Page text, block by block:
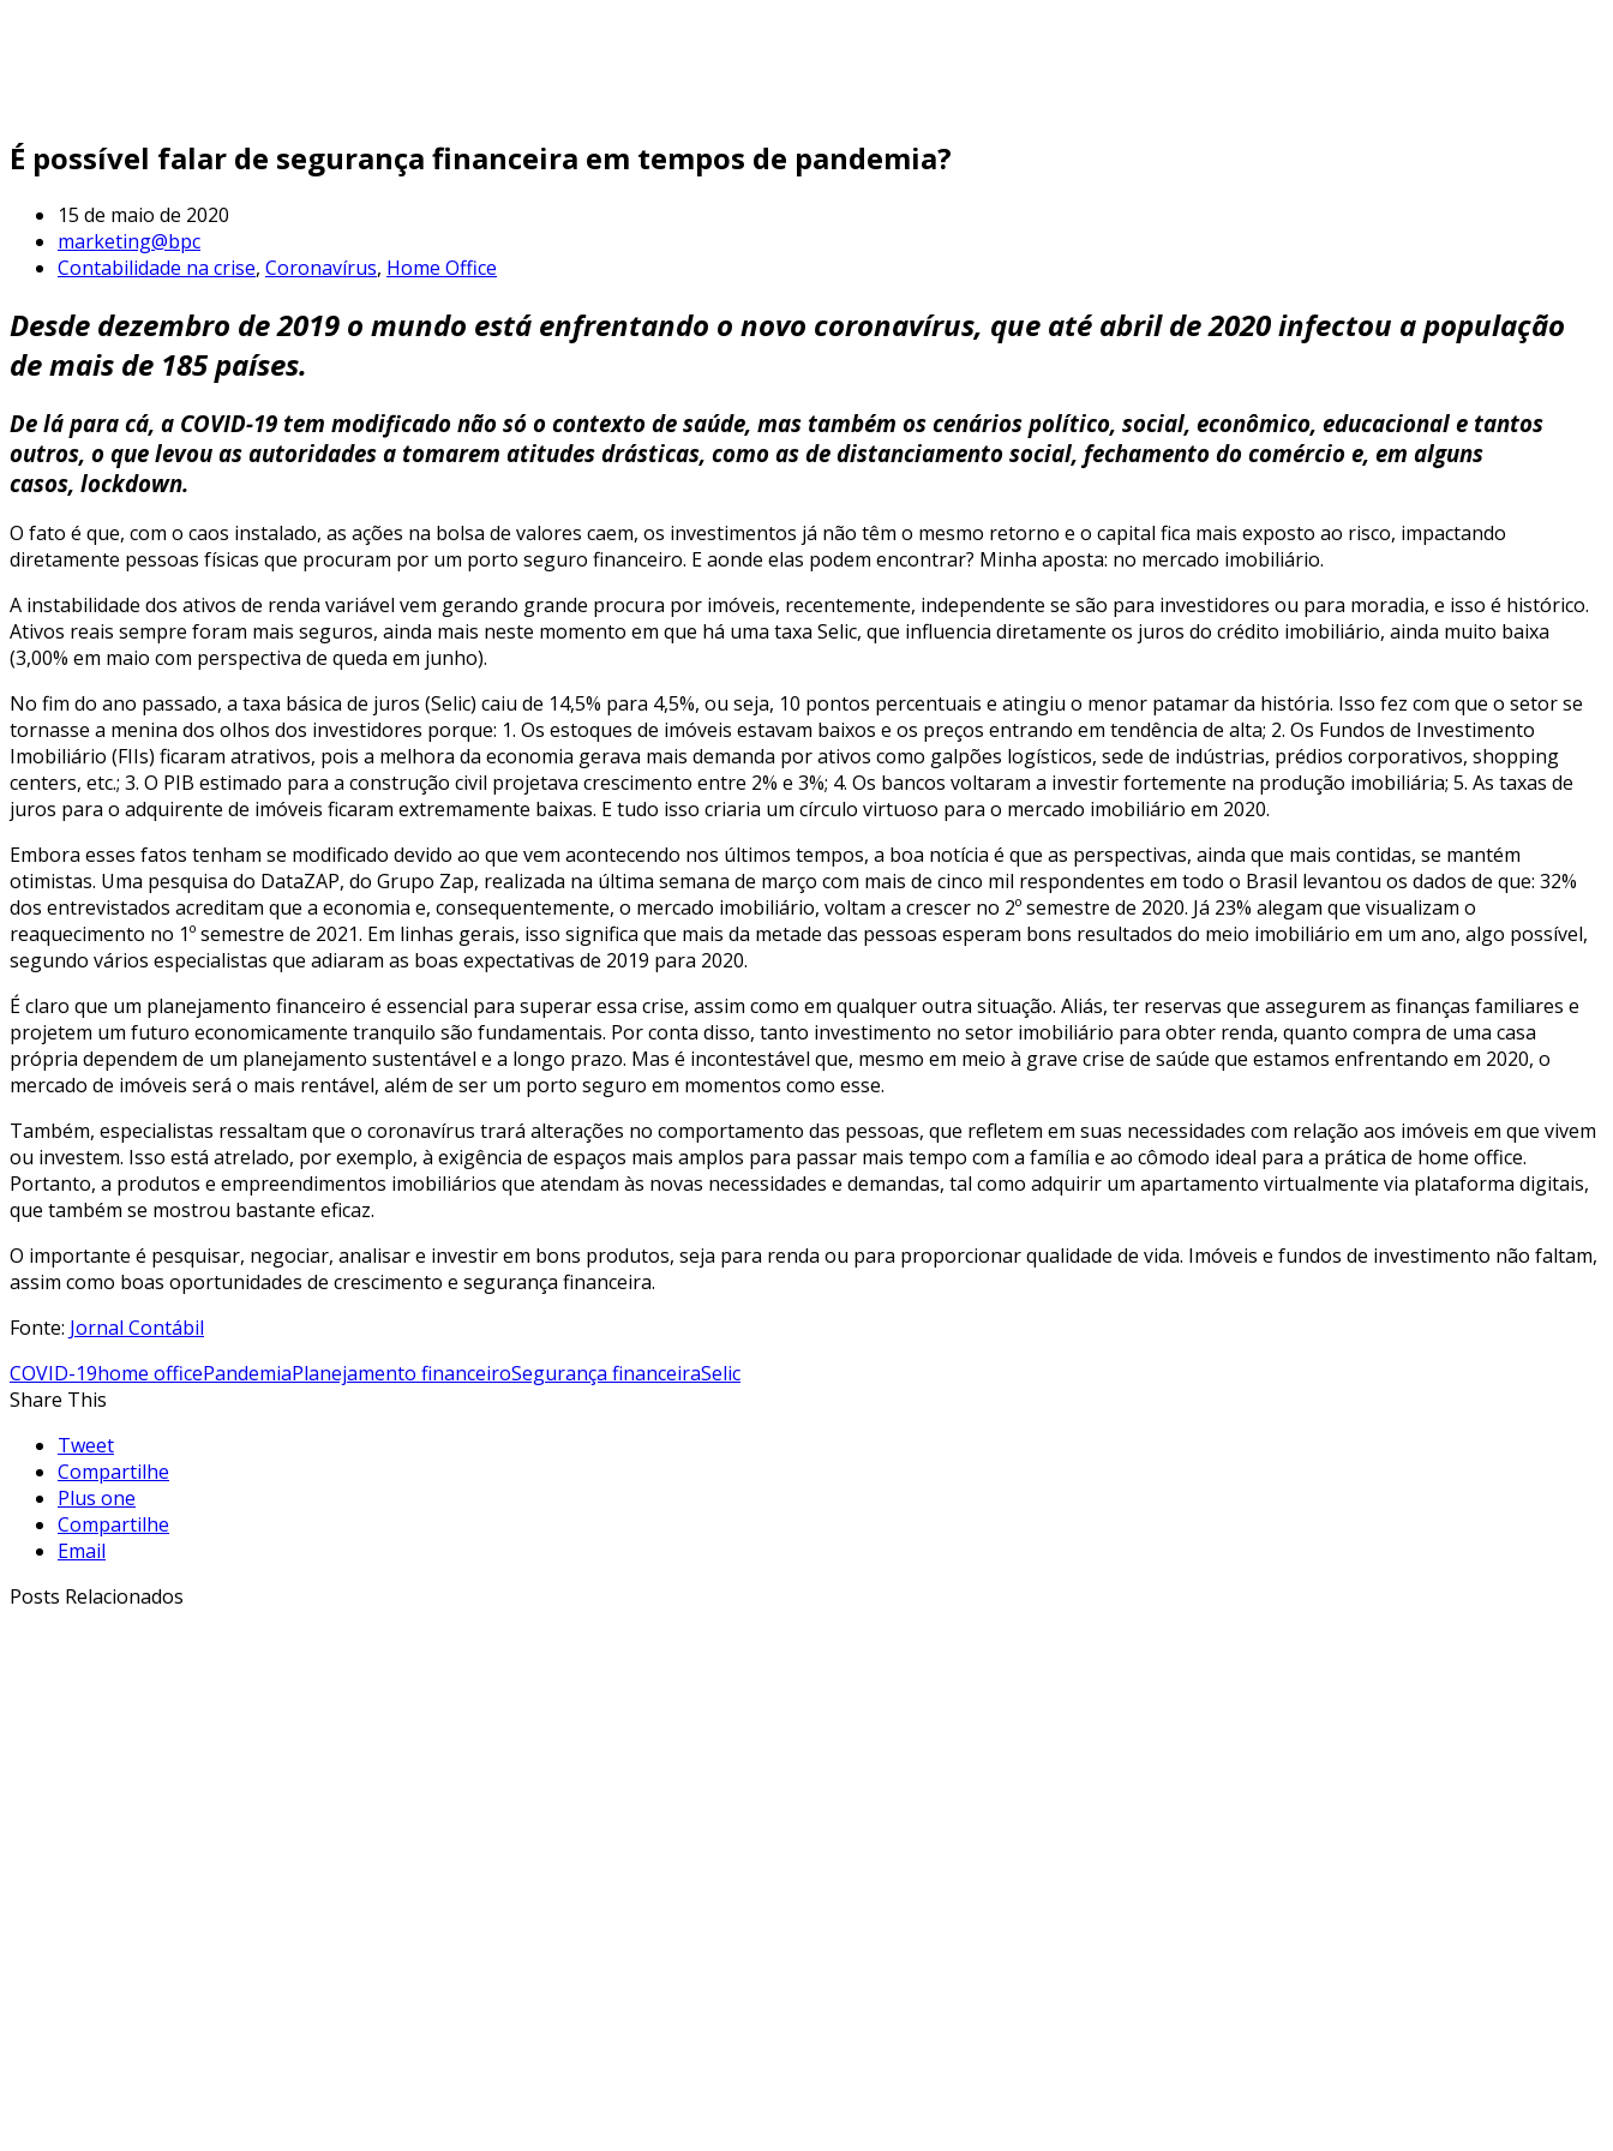
É possível falar de segurança financeira em tempos de pandemia?
15 de maio de 2020
marketing@bpc
Contabilidade na crise, Coronavírus, Home Office
Desde dezembro de 2019 o mundo está enfrentando o novo coronavírus, que até abril de 2020 infectou a população
de mais de 185 países.
De lá para cá, a COVID-19 tem modificado não só o contexto de saúde, mas também os cenários político, social, econômico, educacional e tantos
outros, o que levou as autoridades a tomarem atitudes drásticas, como as de distanciamento social, fechamento do comércio e, em alguns
casos, lockdown.
O fato é que, com o caos instalado, as ações na bolsa de valores caem, os investimentos já não têm o mesmo retorno e o capital fica mais exposto ao risco, impactando
diretamente pessoas físicas que procuram por um porto seguro financeiro. E aonde elas podem encontrar? Minha aposta: no mercado imobiliário.
A instabilidade dos ativos de renda variável vem gerando grande procura por imóveis, recentemente, independente se são para investidores ou para moradia, e isso é histórico.
Ativos reais sempre foram mais seguros, ainda mais neste momento em que há uma taxa Selic, que influencia diretamente os juros do crédito imobiliário, ainda muito baixa
(3,00% em maio com perspectiva de queda em junho).
No fim do ano passado, a taxa básica de juros (Selic) caiu de 14,5% para 4,5%, ou seja, 10 pontos percentuais e atingiu o menor patamar da história. Isso fez com que o setor se
tornasse a menina dos olhos dos investidores porque: 1. Os estoques de imóveis estavam baixos e os preços entrando em tendência de alta; 2. Os Fundos de Investimento
Imobiliário (FIIs) ficaram atrativos, pois a melhora da economia gerava mais demanda por ativos como galpões logísticos, sede de indústrias, prédios corporativos, shopping
centers, etc.; 3. O PIB estimado para a construção civil projetava crescimento entre 2% e 3%; 4. Os bancos voltaram a investir fortemente na produção imobiliária; 5. As taxas de
juros para o adquirente de imóveis ficaram extremamente baixas. E tudo isso criaria um círculo virtuoso para o mercado imobiliário em 2020.
Embora esses fatos tenham se modificado devido ao que vem acontecendo nos últimos tempos, a boa notícia é que as perspectivas, ainda que mais contidas, se mantém
otimistas. Uma pesquisa do DataZAP, do Grupo Zap, realizada na última semana de março com mais de cinco mil respondentes em todo o Brasil levantou os dados de que: 32%
dos entrevistados acreditam que a economia e, consequentemente, o mercado imobiliário, voltam a crescer no 2º semestre de 2020. Já 23% alegam que visualizam o
reaquecimento no 1º semestre de 2021. Em linhas gerais, isso significa que mais da metade das pessoas esperam bons resultados do meio imobiliário em um ano, algo possível,
segundo vários especialistas que adiaram as boas expectativas de 2019 para 2020.
É claro que um planejamento financeiro é essencial para superar essa crise, assim como em qualquer outra situação. Aliás, ter reservas que assegurem as finanças familiares e
projetem um futuro economicamente tranquilo são fundamentais. Por conta disso, tanto investimento no setor imobiliário para obter renda, quanto compra de uma casa
própria dependem de um planejamento sustentável e a longo prazo. Mas é incontestável que, mesmo em meio à grave crise de saúde que estamos enfrentando em 2020, o
mercado de imóveis será o mais rentável, além de ser um porto seguro em momentos como esse.
Também, especialistas ressaltam que o coronavírus trará alterações no comportamento das pessoas, que refletem em suas necessidades com relação aos imóveis em que vivem
ou investem. Isso está atrelado, por exemplo, à exigência de espaços mais amplos para passar mais tempo com a família e ao cômodo ideal para a prática de home office.
Portanto, a produtos e empreendimentos imobiliários que atendam às novas necessidades e demandas, tal como adquirir um apartamento virtualmente via plataforma digitais,
que também se mostrou bastante eficaz.
O importante é pesquisar, negociar, analisar e investir em bons produtos, seja para renda ou para proporcionar qualidade de vida. Imóveis e fundos de investimento não faltam,
assim como boas oportunidades de crescimento e segurança financeira.
Fonte: Jornal Contábil
COVID-19home officePandemiaPlanejamento financeiroSegurança financeiraSelic
Share This
Tweet
Compartilhe
Plus one
Compartilhe
Email
Posts Relacionados